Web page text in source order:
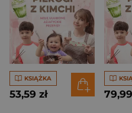
KSIĄŻKA
53,59 zł